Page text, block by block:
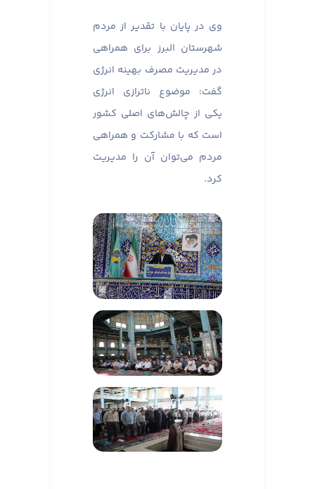
وی در پایان با تقدیر از مردم
شهرستان البرز برای همراهی
در مدیریت مصرف بهینه انرژی
گفت: موضوع ناترازی انرژی
یکی از چالش‌های اصلی کشور
است که با مشارکت و همراهی
مردم می‌توان آن را مدیریت
کرد.